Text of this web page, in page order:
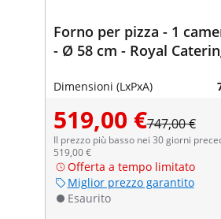
Forno per pizza - 1
- Ø 58 cm - Royal
Dimensioni (LxPxA)
519,00 €747,00 €
Il prezzo più basso nei 30 giorni
519,00 €
Offerta a tempo limitato
Miglior prezzo garantito
Esaurito